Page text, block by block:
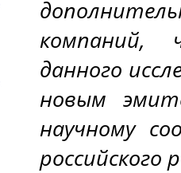
компаний,
данного
новым
научному
российского